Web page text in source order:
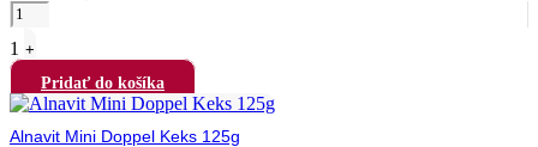
1 +
Pridať do košíka
Alnavit Mini Doppel Keks 125g